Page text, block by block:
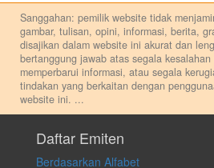
Sanggahan: pemilik website tidak
gambar, tulisan, opini, informasi, berita,
disajikan dalam website ini akurat dan
bertanggung jawab atas segala
memperbarui informasi, atau segala
tindakan yang berkaitan dengan
website ini. ...
pribadi. Kami tidak memberi anjuran,
membeli, menjual atau melakukan
transaksi perdagangan apapun, dan kami
Daftar Emiten
Berdasarkan Alfabet